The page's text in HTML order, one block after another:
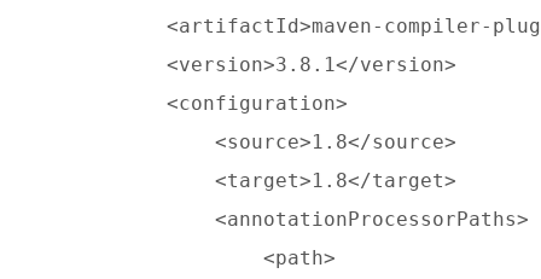
<artifactId>maven-compiler-
            <version>3.8.1</version>
            <configuration>
                <source>1.8</source>
                <target>1.8</target>
                <annotationProcessorPaths>
                    <path>